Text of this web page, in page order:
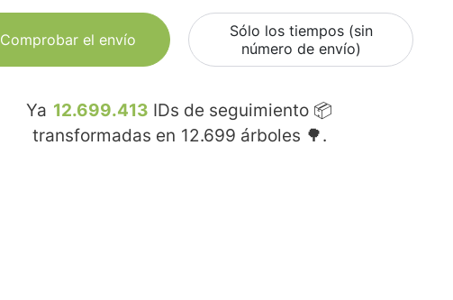
Comprobar el envío
Sólo los tiempos (sin
número de envío)
Ya 12.699.413 IDs de seguimiento 📦
transformadas en 12.699 árboles 🌳.